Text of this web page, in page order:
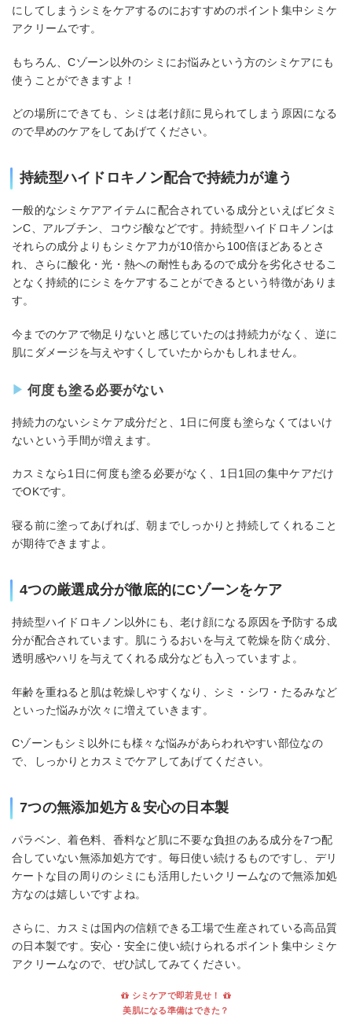
にしてしまうシミをケアするのにおすすめのポイント集中シミケ
アクリームです。
もちろん、Cゾーン以外のシミにお悩みという方のシミケアにも
使うことができますよ！
どの場所にできても、シミは老け顔に見られてしまう原因になる
ので早めのケアをしてあげてください。
持続型ハイドロキノン配合で持続力が違う
一般的なシミケアアイテムに配合されている成分といえばビタミ
ンC、アルブチン、コウジ酸などです。持続型ハイドロキノンは
それらの成分よりもシミケア力が10倍から100倍ほどあるとさ
れ、さらに酸化・光・熱への耐性もあるので成分を劣化させるこ
となく持続的にシミをケアすることができるという特徴がありま
す。
今までのケアで物足りないと感じていたのは持続力がなく、逆に
肌にダメージを与えやすくしていたからかもしれません。
何度も塗る必要がない
持続力のないシミケア成分だと、1日に何度も塗らなくてはいけ
ないという手間が増えます。
カスミなら1日に何度も塗る必要がなく、1日1回の集中ケアだけ
でOKです。
寝る前に塗ってあげれば、朝までしっかりと持続してくれること
が期待できますよ。
4つの厳選成分が徹底的にCゾーンをケア
持続型ハイドロキノン以外にも、老け顔になる原因を予防する成
分が配合されています。肌にうるおいを与えて乾燥を防ぐ成分、
透明感やハリを与えてくれる成分なども入っていますよ。
年齢を重ねると肌は乾燥しやすくなり、シミ・シワ・たるみなど
といった悩みが次々に増えていきます。
Cゾーンもシミ以外にも様々な悩みがあらわれやすい部位なの
で、しっかりとカスミでケアしてあげてください。
7つの無添加処方＆安心の日本製
パラベン、着色料、香料など肌に不要な負担のある成分を7つ配
合していない無添加処方です。毎日使い続けるものですし、デリ
ケートな目の周りのシミにも活用したいクリームなので無添加処
方なのは嬉しいですよね。
さらに、カスミは国内の信頼できる工場で生産されている高品質
の日本製です。安心・安全に使い続けられるポイント集中シミケ
アクリームなので、ぜひ試してみてください。
シミケアで即若見せ！
美肌になる準備はできた？